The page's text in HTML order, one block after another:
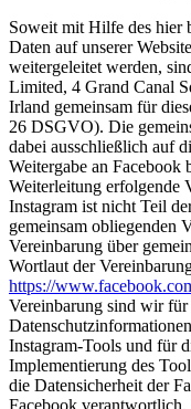
Soweit mit Hilfe des hier
Daten auf unserer
weitergeleitet werden,
Limited, 4 Grand Canal
Irland gemeinsam für
26 DSGVO). Die
dabei ausschließlich auf
Weitergabe an Facebook
Weiterleitung erfolgende
Instagram ist nicht Teil
gemeinsam obliegenden
Vereinbarung über
Wortlaut der
https://
Vereinbarung sind wir
Instagram-Tools und für
Implementierung des
die Datensicherheit der
Facebook